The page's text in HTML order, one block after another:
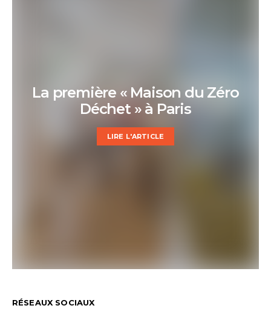
La première « Maison du Zéro
Déchet » à Paris
LIRE L'ARTICLE
RÉSEAUX SOCIAUX